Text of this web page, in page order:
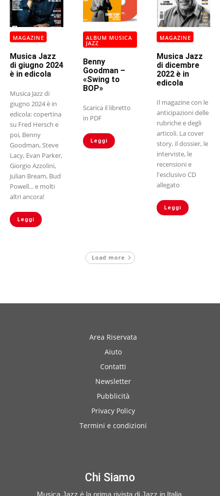
MAGAZINE
Musica Jazz
di giugno 2024
è in edicola
Musica Jazz di
giugno 2024 è in
edicola: copertina
su Fred Hersch e
poi, Benny
Goodman, Steve
Lacy, Evan Parker,
Giorgio Azzolini,
Julian Bream, Bud
Powell... e molti
altri ancora!
Leggi
ALBUM MUSICA
JAZZ
Benny
Goodman –
«Swing to
BOP»
Scarica il libretto
in PDF
Leggi
MAGAZINE
Musica Jazz
di dicembre
2022 è in
edicola
Il magazine con le
anticipazioni delle
rubriche e degli
articoli. La cover
story, il dossier, le
interviste, le
recensioni e
l'esclusivo CD
allegato
Leggi
Load more
Area Riservata
Aiuto
Contatti
Newsletter
Pubblicità
Privacy Policy
Termini e condizioni
Chi Siamo